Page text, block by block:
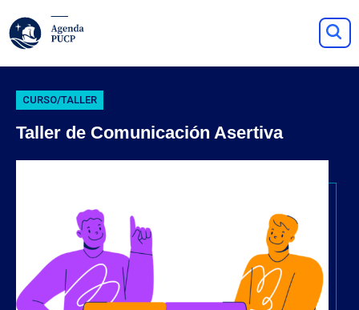
CURSO/TALLER
Taller de Comunicación Asertiva